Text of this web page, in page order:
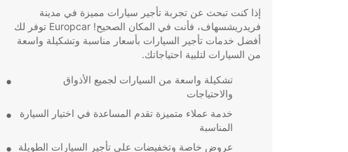
إذا كنت تبحث عن تجربة تأجير سيارات مميزة في مدينة
فريدريشسهاف، فأنت في المكان الصحيح! Europcar توفر لك
أفضل خدمات تأجير السيارات بأسعار مناسبة وتشكيلة واسعة
من السيارات لتلبية احتياجاتك.
تشكيلة واسعة من السيارات لجميع الأذواق
والاحتياجات
خدمة عملاء متميزة تقدم المساعدة في اختيار السيارة
المناسبة
عروض خاصة وتخفيضات على تأجير السيارات الطويلة